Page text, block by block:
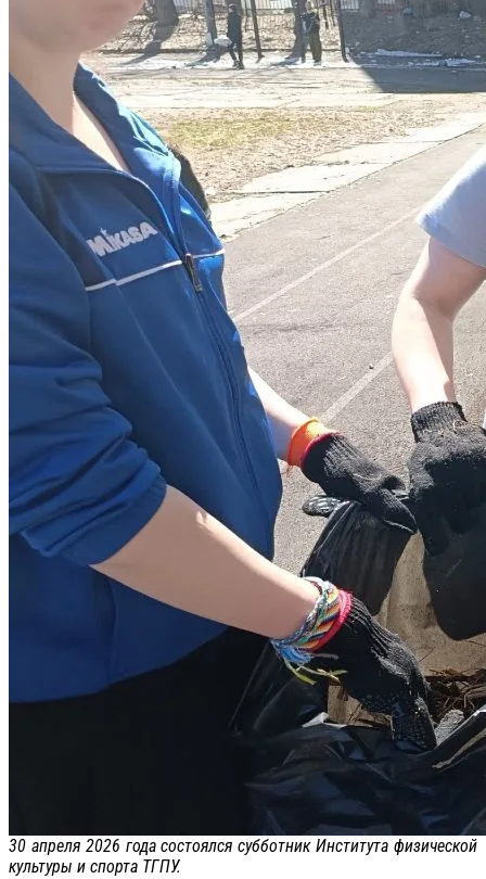
30 апреля 2026 года состоялся субботник Института физической
культуры и спорта ТГПУ.